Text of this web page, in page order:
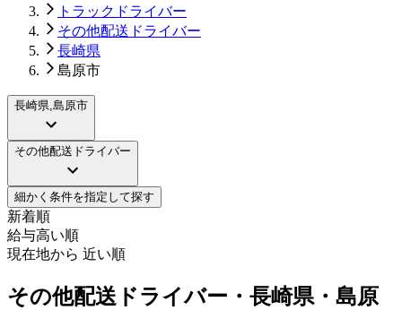
トラックドライバー
その他配送ドライバー
長崎県
島原市
長崎県,島原市
その他配送ドライバー
細かく条件を指定して探す
新着順
給与高い順
現在地から 近い順
その他配送ドライバー・長崎県・島原